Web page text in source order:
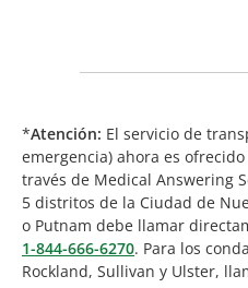
*Atención: El servicio de
emergencia) ahora es
través de Medical Answering
5 distritos de la Ciudad de
o Putnam debe llamar
1-844-666-6270. Para los
Rockland, Sullivan y Ulster,